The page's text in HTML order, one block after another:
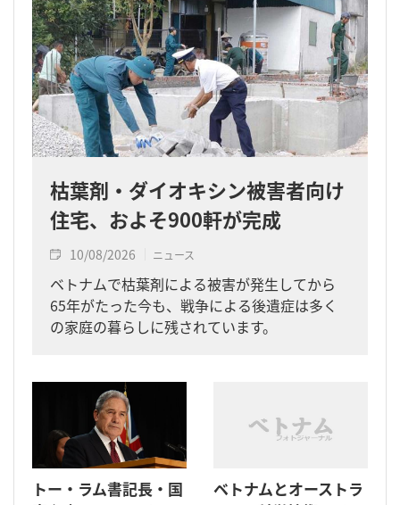
枯葉剤・ダイオキシン被害者向け
住宅、およそ900軒が完成
10/08/2026 ニュース
ベトナムで枯葉剤による被害が発生してから
65年がたった今も、戦争による後遺症は多く
の家庭の暮らしに残されています。
トー・ラム書記長・国
ベトナムとオーストラ